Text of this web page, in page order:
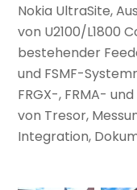
Nokia UltraSite,
von U2100/L1800
bestehender
und FSMF-
FRGX-, FRMA-
von Tresor,
Integration,